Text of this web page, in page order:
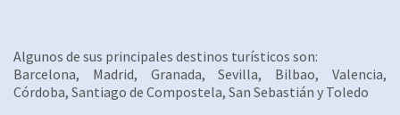
Algunos de sus principales destinos turísticos son:
Barcelona, Madrid, Granada, Sevilla, Bilbao, Valencia,
Córdoba, Santiago de Compostela, San Sebastián y Toledo